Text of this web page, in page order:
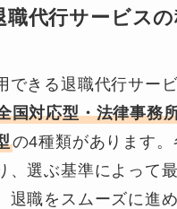
職代行サービス
できる退職代行サービ
国対応型・法律事務
の4種類があります。
、選ぶ基準によって
退職をスムーズに進